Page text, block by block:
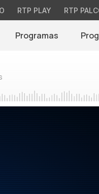
RTP PLAY RTP
Programas